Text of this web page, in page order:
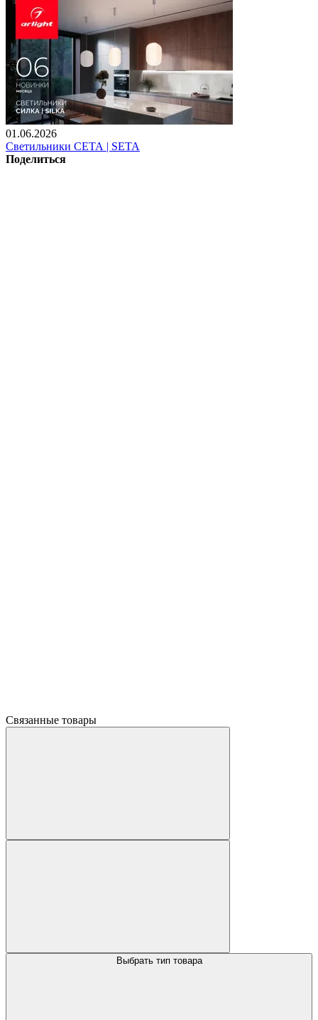
01.06.2026
Светильники СЕТА | SETA
Поделиться
Связанные товары
Выбрать тип товара